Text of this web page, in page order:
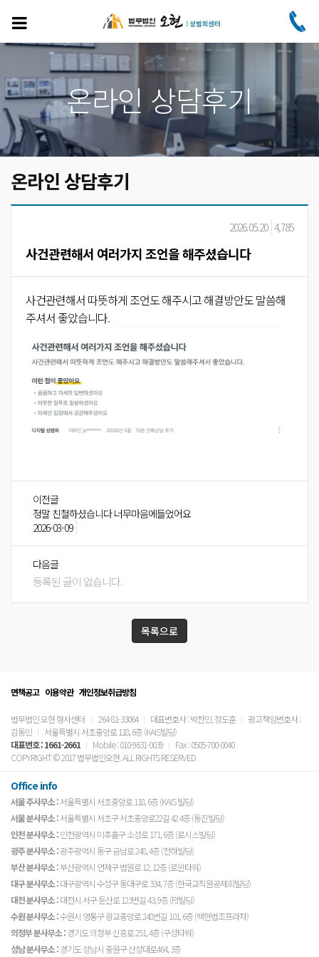
주
요
콘
로
건
너
뛰
기
온라인 상담후기
온라인 상담후기
2026.05.20 4,785
사건관련해서 여러가지 조언을 해주셨습니다
사건관련해서 따뜻하게 조언도 해주시고 해결방안도 말씀해
주셔서 좋았습니다.
이전글
정말 친철하셨습니다 너무마음에들었어요
2026-03-09
다음글
등록된 글이 없습니다.
목록으로
면책공고 이용약관 개인정보취급방침
법무법인 오현 형사센터 264-81-33064 대표변호사 : 박찬민, 정도훈
광고책임변호사 :
김동민
서울특별시 서초중앙로 118, 6층 (KAIS빌딩)
대표번호 :1661-2661 Mobile : 010-9631-0039
Fax : 0505-700-0040
COPYRIGHT © 2017 법무법인오현. ALL RIGHTS RESERVED
Office info
서울 주사무소 :서울특별시 서초중앙로 118, 6층 (KAIS 빌딩)
서울 분사무소 :서울특별시 서초구 서초중앙로22길 42 4층 (동진빌딩)
인천 분사무소 :인천광역시 미추홀구 소성로 171, 6층 (로시스빌딩)
광주 분사무소 :광주광역시 동구 금남로 248, 4층 (천하빌딩)
부산 분사무소 :부산광역시 연제구 법원로 12, 12층 (로윈타워)
대구 분사무소 :대구광역시 수성구 동대구로 334, 7층 (한국교직원공제회빌딩)
대전 분사무소 :대전시 서구 둔산로 123번길 43, 9층 (PJ빌딩)
수원 분사무소 :수원시 영통구 광교중앙로 248번길 101, 6층 (백현법조프라자)
의정부 분사무소 :경기도 의정부 신흥로 251, 4층 (구성타워)
성남 분사무소 :경기도 성남시 중원구 산성대로464, 3층